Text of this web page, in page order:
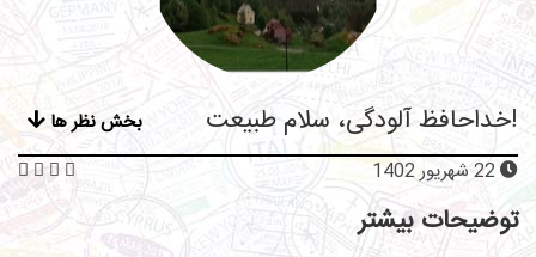
خداحافظ آلودگی، سلام طبیعت!
بخش نظر ها
توضیحات بیشتر